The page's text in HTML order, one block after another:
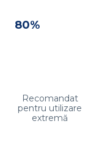
80%
Recomandat
pentru utilizare
extremă